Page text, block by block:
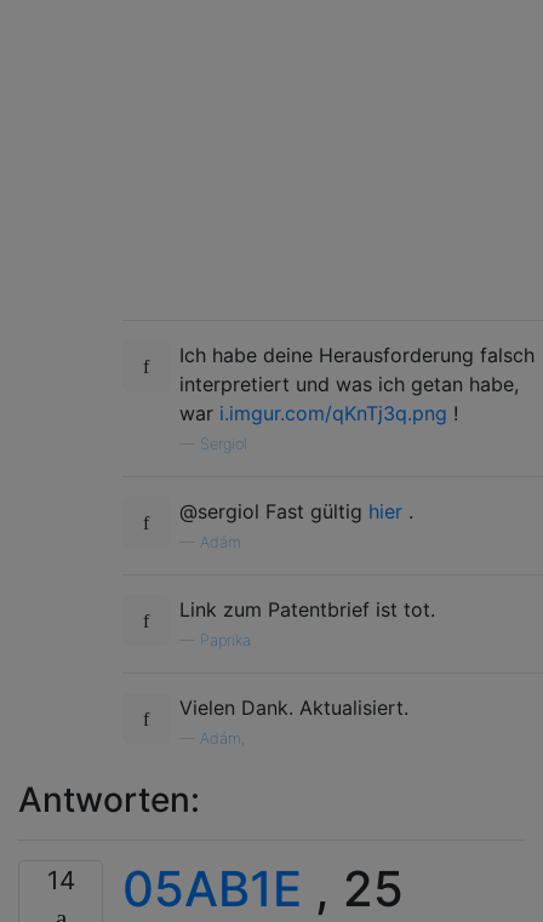
Ich habe deine Herausforderung falsch
interpretiert und was ich getan habe,
war i.imgur.com/qKnTj3q.png !
Sergiol
@sergiol Fast gültig hier .
Adám
Link zum Patentbrief ist tot.
Paprika
Vielen Dank. Aktualisiert.
Adám,
Antworten:
14 05AB1E , 25